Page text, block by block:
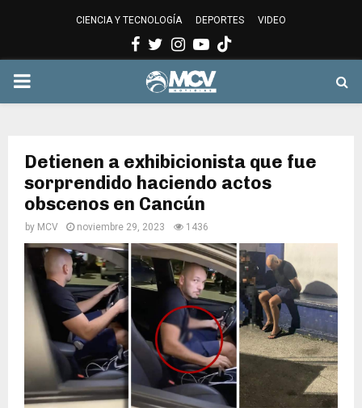
CIENCIA Y TECNOLOGÍA DEPORTES VIDEO
Facebook
Twitter
Instagram
Youtube
PRIMARY
Detienen a exhibicionista que fue
sorprendido haciendo actos
obscenos en Cancún
by MCV noviembre 29, 2023 1436